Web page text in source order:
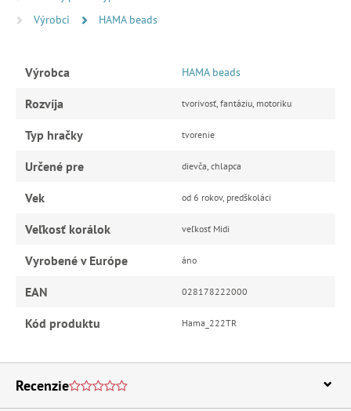
Výrobci
HAMA beads
Výrobca HAMA beads
Rozvíja tvorivosť, fantáziu, motoriku
Typ hračky tvorenie
Určené pre dievča, chlapca
Vek od 6 rokov, predškoláci
Veľkosť korálok veľkosť Midi
Vyrobené v Európe áno
EAN 028178222000
Kód produktu Hama_222TR
Recenzie